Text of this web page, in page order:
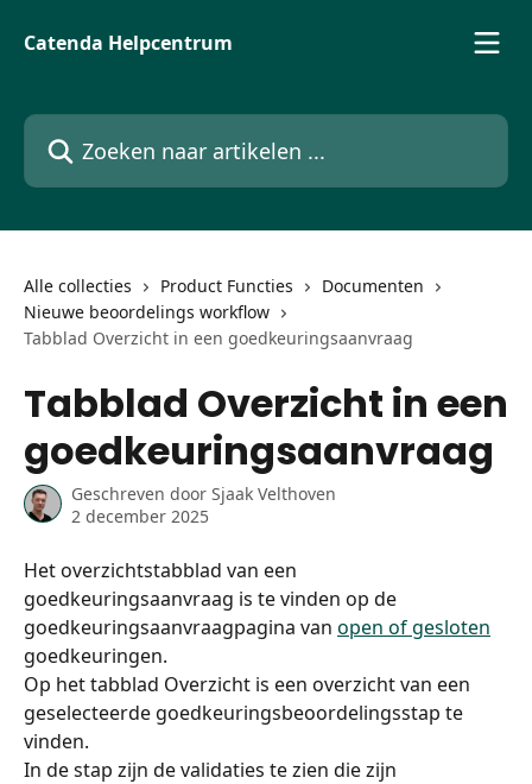
Catenda Helpcentrum
Zoeken naar artikelen ...
Alle collecties Product Functies
Documenten
Nieuwe beoordelings workflow
Tabblad Overzicht in een goedkeuringsaanvraag
Tabblad Overzicht in een
goedkeuringsaanvraag
Geschreven door Sjaak Velthoven
2 december 2025
Het overzichtstabblad van een
goedkeuringsaanvraag is te vinden op de
goedkeuringsaanvraagpagina van open of gesloten
goedkeuringen.
Op het tabblad Overzicht is een overzicht van een
geselecteerde goedkeuringsbeoordelingsstap te
vinden.
In de stap zijn de validaties te zien die zijn